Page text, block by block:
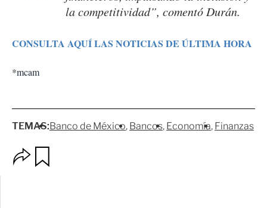
la competitividad”, comentó Durán.
CONSULTA AQUÍ LAS NOTICIAS DE ÚLTIMA HORA
*mcam
TEMAS:Banco de México Bancos Economía Finanzas